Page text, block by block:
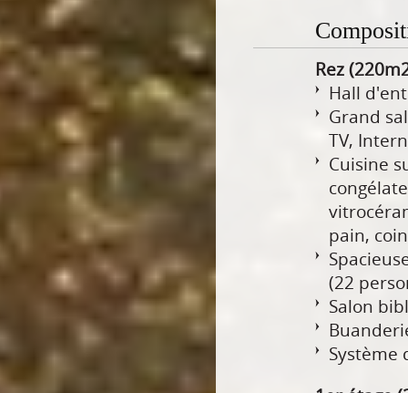
Rez
Hall
Grand
TV,
Cuisine
pain,
(22
Salon
Système